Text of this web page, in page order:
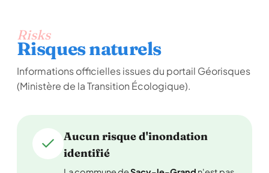
Risks
Risques naturels
Informations officielles issues du portail Géorisques
(Ministère de la Transition Écologique).
Aucun risque d'inondation
identifié